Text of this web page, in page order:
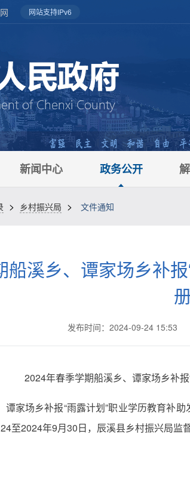
网站支持IPv6
新闻中心 政务公开
> 乡村振兴局 > 文件通知
溪乡、谭家场乡补
发布时间：2024-09-24 15:53
2024年春季学期船溪乡、谭家场乡补
家场乡补报“雨露计划”职业学历教育补
至2024年9月30日，辰溪县乡村振兴局监